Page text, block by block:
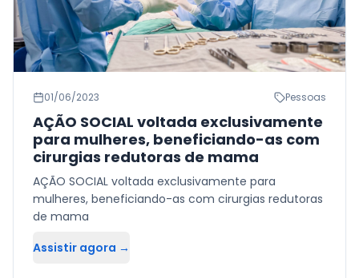
01/06/2023 Pessoas
AÇÃO SOCIAL voltada exclusivamente
para mulheres, beneficiando-as com
cirurgias redutoras de mama
AÇÃO SOCIAL voltada exclusivamente para
mulheres, beneficiando-as com cirurgias redutoras
de mama
Assistir agora →